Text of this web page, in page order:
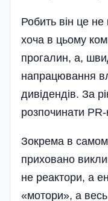
Робить він це
хоча в цьому
прогалин, а,
напрацювання
дивідендів. За
розпочинати
Зокрема в
приховано
не реактори, а
«мотори», а